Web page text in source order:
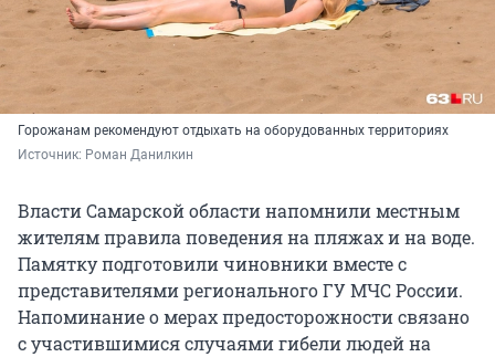
Горожанам рекомендуют отдыхать на оборудованных территориях
Источник: Роман Данилкин
Власти Самарской области напомнили местным
жителям правила поведения на пляжах и на воде.
Памятку подготовили чиновники вместе с
представителями регионального ГУ МЧС России.
Напоминание о мерах предосторожности связано
с участившимися случаями гибели людей на